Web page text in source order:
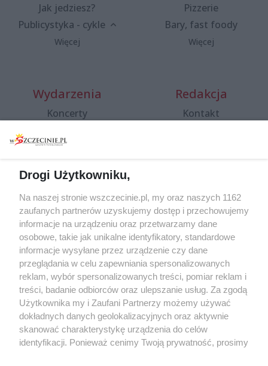
Jak jedziesz?
Publicystyka - cykle
Więcej
Pizzerie
Bary, fast foody
Więcej
Wydarzenia
Koncerty
Spacery i oprowadzania
targi
Wernisaże
Więcej
Redakcja
Kontakt
Specjalny koncert z okazji
20. urodzin portalu
wSzczecinie.pl
Regulamin konkursów
śniadaniówka "Hej
Szczecin! Jest piątek!"
Partnerzy
Praca Szczecin
Drogi Użytkowniku,
Na naszej stronie wszczecinie.pl, my oraz naszych 1162
zaufanych partnerów uzyskujemy dostęp i przechowujemy
informacje na urządzeniu oraz przetwarzamy dane
osobowe, takie jak unikalne identyfikatory, standardowe
informacje wysyłane przez urządzenie czy dane
przeglądania w celu zapewniania spersonalizowanych
reklam, wybór spersonalizowanych treści, pomiar reklam i
treści, badanie odbiorców oraz ulepszanie usług. Za zgodą
Użytkownika my i Zaufani Partnerzy możemy używać
dokładnych danych geolokalizacyjnych oraz aktywnie
skanować charakterystykę urządzenia do celów
identyfikacji. Ponieważ cenimy Twoją prywatność, prosimy